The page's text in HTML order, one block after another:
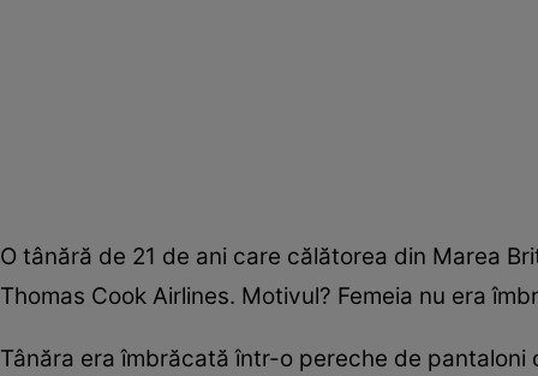
O tânără de 21 de ani care călătorea din Marea
Thomas Cook Airlines. Motivul? Femeia nu era
Tânăra era îmbrăcată într-o pereche de